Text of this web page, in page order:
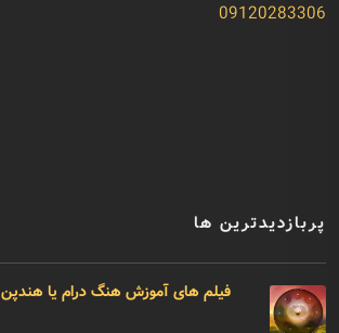
09120283306
پربازدیدترین ها
فیلم های آموزش هنگ درام یا هندپن